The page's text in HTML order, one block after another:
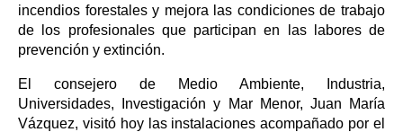
incendios forestales y mejora las condiciones de trabajo
de los profesionales que participan en las labores de
prevención y extinción.
El consejero de Medio Ambiente, Industria,
Universidades, Investigación y Mar Menor, Juan María
Vázquez, visitó hoy las instalaciones acompañado por el